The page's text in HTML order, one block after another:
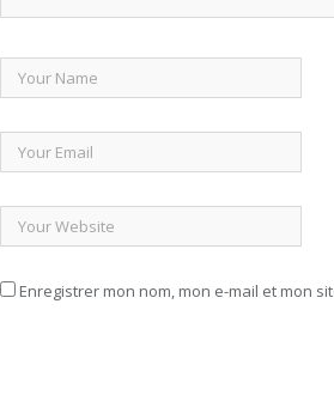
Enregistrer mon nom, mon e-mail et mon